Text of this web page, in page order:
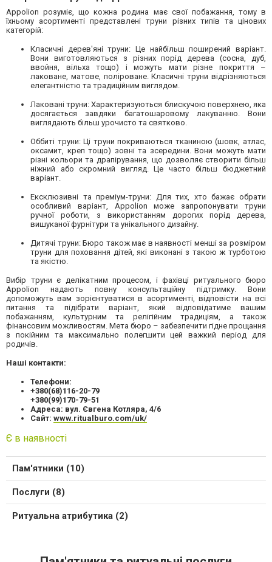
Appolion розуміє, що кожна родина має свої побажання, тому в
їхньому асортименті представлені труни різних типів та цінових
категорій:
Класичні дерев'яні труни: Це найбільш поширений варіант.
Вони виготовляються з різних порід дерева (сосна, дуб,
ввойня, вільха тощо) і можуть мати різне покриття –
лаковане, матове, поліроване. Класичні труни відрізняються
елегантністю та традиційним виглядом.
Лаковані труни: Характеризуються блискучою поверхнею, яка
досягається завдяки багатошаровому лакуванню. Вони
виглядають більш урочисто та святково.
Оббиті труни: Ці труни покриваються тканиною (шовк, атлас,
оксамит, креп тощо) зовні та зсередини. Вони можуть мати
різні кольори та драпірування, що дозволяє створити більш
ніжний або скромний вигляд. Це часто більш бюджетний
варіант.
Ексклюзивні та преміум-труни: Для тих, хто бажає обрати
особливий варіант, Appolion може запропонувати труни
ручної роботи, з використанням дорогих порід дерева,
вишуканої фурнітури та унікального дизайну.
Дитячі труни: Бюро також має в наявності менші за розміром
труни для поховання дітей, які виконані з такою ж турботою
та якістю.
Вибір труни є делікатним процесом, і фахівці ритуального бюро
Appolion надають повну консультаційну підтримку. Вони
допоможуть вам зорієнтуватися в асортименті, відповісти на всі
питання та підібрати варіант, який відповідатиме вашим
побажанням, культурним та релігійним традиціям, а також
фінансовим можливостям. Мета бюро – забезпечити гідне прощання
з покійним та максимально полегшити цей важкий період для
родичів.
Наші контакти:
Телефони:
+380(68)116-20-79
+380(99)170-79-51
Адреса: вул. Євгена Котляра, 4/6
Сайт: www.ritualburo.com/uk/
Є в наявності
Пам'ятники (10)
Послуги (8)
Ритуальна атрибутика (2)